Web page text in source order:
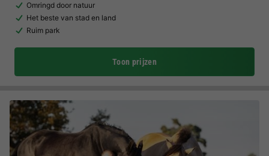
Omringd door natuur
Het beste van stad en land
Ruim park
Toon prijzen